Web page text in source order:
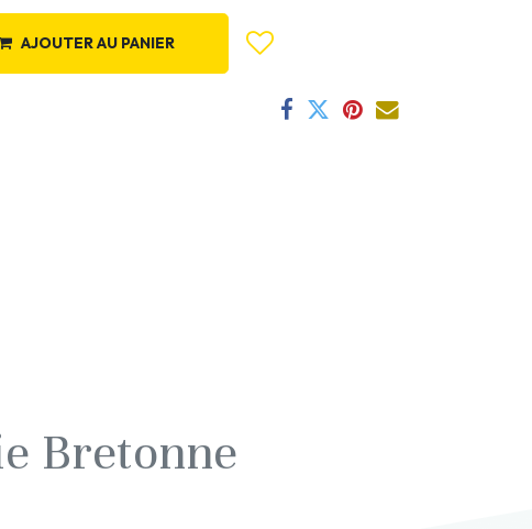
AJOUTER AU PANIER
Bretonne